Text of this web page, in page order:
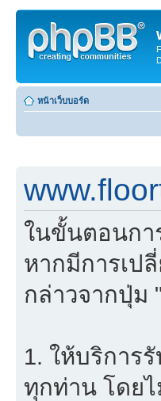
หน้าเว็บบอร์ด
ในขั้นตอนกา
หากมีการเป
กล่าวจากปุ่ม
1. ให้บริการ
ทุกท่าน โดย